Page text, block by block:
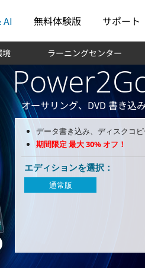
AI 無料体験版 サポート
境 ラーニングセンター
オーサリング、DVD 書き込
データ書き込み、ディスクコ
期間限定 最大 30% オフ！
エディションを選択：
通常版